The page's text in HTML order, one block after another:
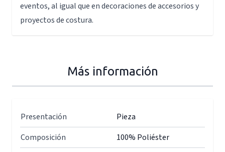
eventos, al igual que en decoraciones de accesorios y
proyectos de costura.
Más información
Presentación
Pieza
Composición
100% Poliéster